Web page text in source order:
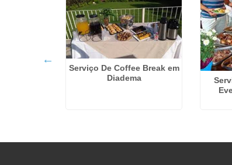
Serviço De Coffee Break em
Diadema